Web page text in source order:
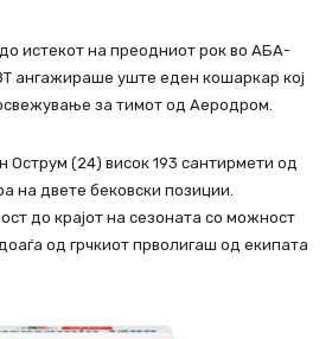
истекот на преодниот рок во АБА-
ангажираше уште еден кошаркар кој
за тимот од Аеродром.
Острум (24) висок 193 сантирмети од
на двете бековски позиции.
до крајот на сезоната со можност
од грчкиот прволигаш од екипата